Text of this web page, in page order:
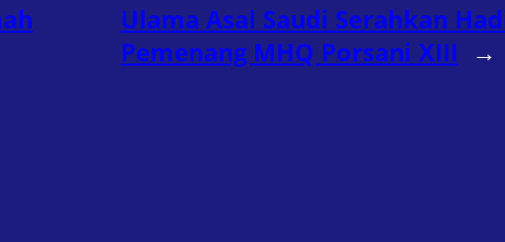
Ulama Asal Saudi Serahkan
Pemenang MHQ Porsani XIII →